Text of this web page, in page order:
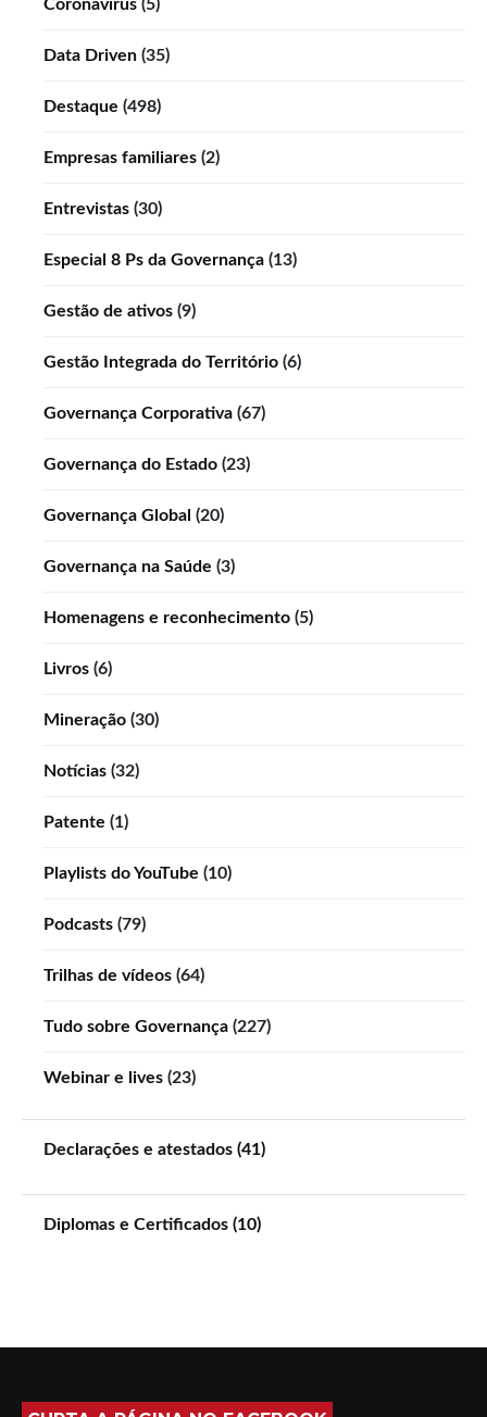
Coronavírus (5)
Data Driven (35)
Destaque (498)
Empresas familiares (2)
Entrevistas (30)
Especial 8 Ps da Governança (13)
Gestão de ativos (9)
Gestão Integrada do Território (6)
Governança Corporativa (67)
Governança do Estado (23)
Governança Global (20)
Governança na Saúde (3)
Homenagens e reconhecimento (5)
Livros (6)
Mineração (30)
Notícias (32)
Patente (1)
Playlists do YouTube (10)
Podcasts (79)
Trilhas de vídeos (64)
Tudo sobre Governança (227)
Webinar e lives (23)
Declarações e atestados (41)
Diplomas e Certificados (10)